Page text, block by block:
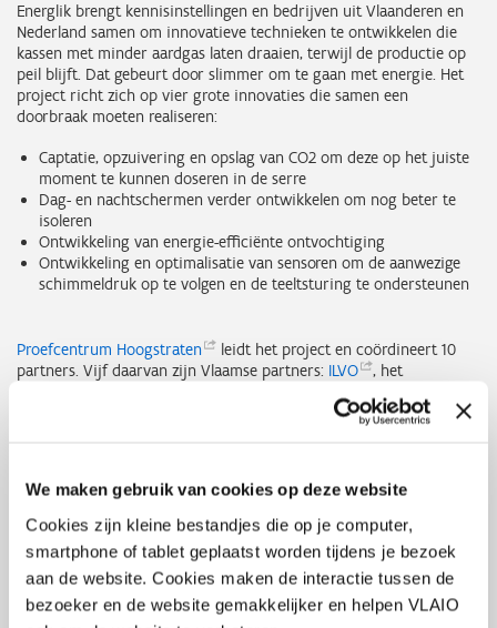
We maken gebruik van cookies op deze website
Cookies zijn kleine bestandjes die op je computer,
smartphone of tablet geplaatst worden tijdens je bezoek
aan de website. Cookies maken de interactie tussen de
bezoeker en de website gemakkelijker en helpen VLAIO
Energlik brengt kennisinstellingen en bedrijven uit Vlaanderen en
Nederland samen om innovatieve technieken te ontwikkelen die
kassen met minder aardgas laten draaien, terwijl de productie op
peil blijft. Dat gebeurt door slimmer om te gaan met energie. Het
project richt zich op vier grote innovaties die samen een
doorbraak moeten realiseren:
Captatie, opzuivering en opslag van CO2 om deze op het juiste
moment te kunnen doseren in de serre
Dag- en nachtschermen verder ontwikkelen om nog beter te
isoleren
Ontwikkeling van energie-efficiënte ontvochtiging
Ontwikkeling en optimalisatie van sensoren om de aanwezige
schimmeldruk op te volgen en de teeltsturing te ondersteunen
Proefcentrum Hoogstraten
leidt het project en coördineert 10
partners. Vijf daarvan zijn Vlaamse partners: ILVO
, het
. Door kennis en infrastructuur
Met de innovaties uit het ENERGLIK project zetten we